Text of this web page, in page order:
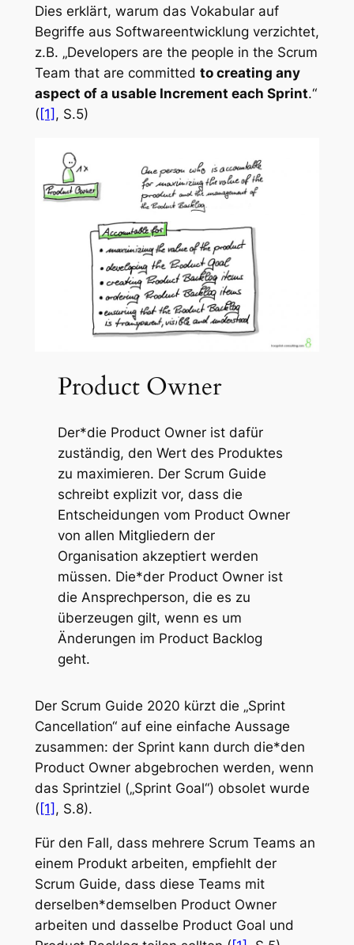
Dies erklärt, warum das Vokabular auf
Begriffe aus Softwareentwicklung verzichtet,
z.B. „Developers are the people in the Scrum
Team that are committed to creating any
aspect of a usable Increment each Sprint.“
( [1] , S.5)
Product Owner
Der*die Product Owner ist dafür
zuständig, den Wert des Produktes
zu maximieren. Der Scrum Guide
schreibt explizit vor, dass die
Entscheidungen vom Product Owner
von allen Mitgliedern der
Organisation akzeptiert werden
müssen. Die*der Product Owner ist
die Ansprechperson, die es zu
überzeugen gilt, wenn es um
Änderungen im Product Backlog
geht.
Der Scrum Guide 2020 kürzt die „Sprint
Cancellation“ auf eine einfache Aussage
zusammen: der Sprint kann durch die*den
Product Owner abgebrochen werden, wenn
das Sprintziel („Sprint Goal“) obsolet wurde
( [1] , S.8).
Für den Fall, dass mehrere Scrum Teams an
einem Produkt arbeiten, empfiehlt der
Scrum Guide, dass diese Teams mit
derselben*demselben Product Owner
arbeiten und dasselbe Product Goal und